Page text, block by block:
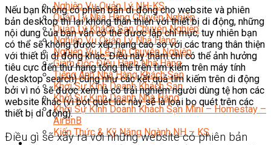
Nghiệp Vụ Quản Lý NH-KS
Quản Lý Nhà Hàng Chuyên Nghiệp
Quản Lý Khách Sạn Chuyên Nghiệp
Nghiệp Vụ Quản Lý Nhà Hàng
Nghiệp Vụ Lễ Tân Chuyên Nghiệp
Giám Đốc Điều Hành Nhà Hàng
Tiếng Anh Nhà Hàng Khách Sạn
Khởi Sự Kinh Doanh Khách Sạn
Khởi Sự Kinh Doanh Nhà Hàng
Khởi Sự Kinh Doanh Khách Sạn Mini – Homestay –
AirBnB
Kiến Thức & Kỹ Năng Ngành NH – KS
Nếu bạn không có phiên bản di động cho website và phiên
bản desktop thì lại không thân thiện với thiết bị di động, những
nội dung của bạn vẫn có thể được lập chỉ mục; tuy nhiên bạn
có thể sẽ không được xếp hạng cao so với các trang thân thiện
với thiết bị di động khác, Điều này thậm chí có thể ảnh hưởng
tiêu cực đến thứ hạng tổng thể trên tìm kiếm trên máy tính
(desktop search) cũng như các kết quả tìm kiếm trên di động
bởi vì nó sẽ được xem là có trải nghiệm người dùng tệ hơn các
website khác (vì bọt quét lúc này sẽ là loại bọ quét trên các
thiết bị di động).
Điều gì sẽ xảy ra với những website có phiên bản